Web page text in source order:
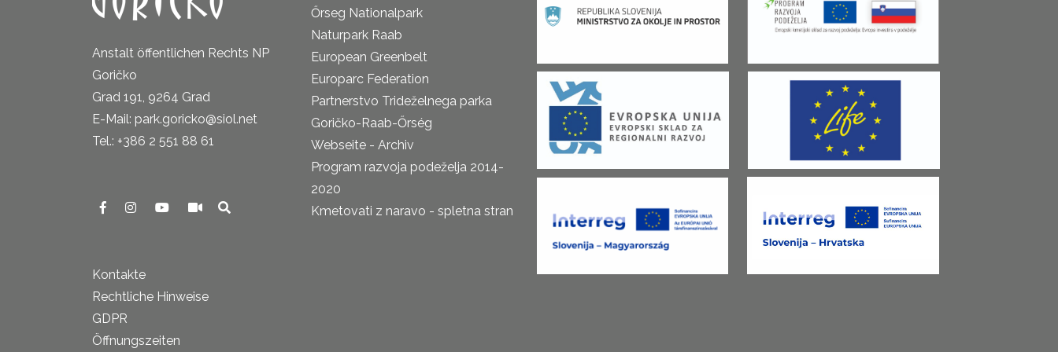
Anstalt öffentlichen Rechts NP
Goričko
Grad 191, 9264 Grad
E-Mail: park.goricko@siol.net
Tel.: +386 2 551 88 61
Kontakte
Rechtliche Hinweise
GDPR
Öffnungszeiten
Őrseg Nationalpark
Naturpark Raab
European Greenbelt
Europarc Federation
Partnerstvo Trideželnega parka
Goričko-Raab-Őrség
Webseite - Archiv
Program razvoja podeželja 2014-
2020
Kmetovati z naravo - spletna stran